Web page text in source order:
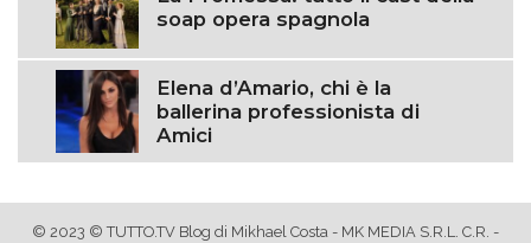
soap opera spagnola
Elena d’Amario, chi è la
ballerina professionista di
Amici
© 2023 © TUTTO.TV Blog di Mikhael Costa - MK MEDIA S.R.L. C.R. -